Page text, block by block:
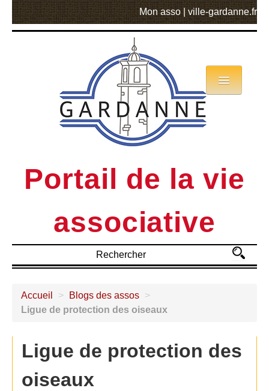
Mon asso ville-gardanne.fr
Portail de la vie
associative
Annuaire
Actualités
MVA
Accueil > Blogs des assos >
Ligue de protection des oiseaux
Ligue de protection des
oiseaux